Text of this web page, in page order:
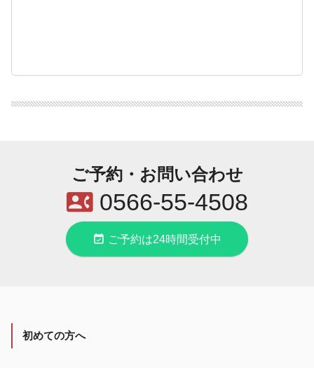
ご予約・お問い合わせ
contact_phone0566-55-4508
event_available ご予約は24時間受付中
初めての方へ